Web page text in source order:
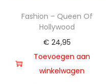
Fashion – Queen Of
Hollywood
€ 24,95
Toevoegen aan
winkelwagen